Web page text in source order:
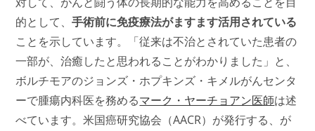
的として、手術前に免疫療法がますます活用されている
ことを示しています。「従来は不治とされていた患者の
一部が、治癒したと思われることがわかりました」と、
ボルチモアのジョンズ・ホプキンズ・キメルがんセンタ
ーで腫瘍内科医を務めるマーク・ヤーチョアン医師は述
べています。米国癌研究協会（AACR）が発行する、が